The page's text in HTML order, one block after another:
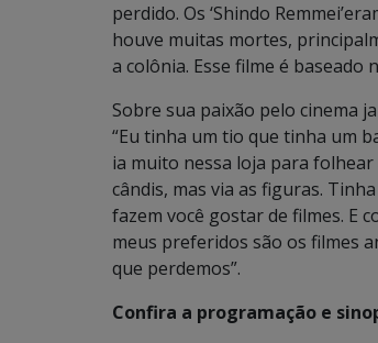
perdido. Os ‘Shindo
houve muitas mortes,
a colônia. Esse filme é
Sobre sua paixão pelo cinema
“Eu tinha um tio que tinha um
ia muito nessa loja para
cândis, mas via as figuras.
fazem você gostar de filmes. E
meus preferidos são os filmes
que perdemos”.
Confira a programação e